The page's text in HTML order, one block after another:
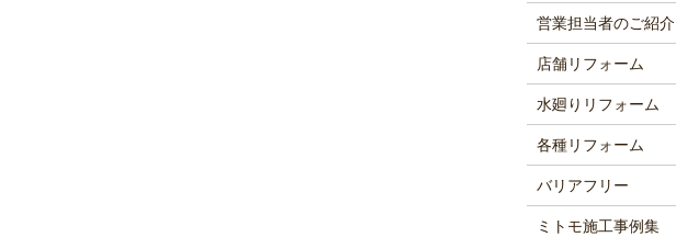
営業担当者のご紹介
店舗リフォーム
水廻りリフォーム
各種リフォーム
バリアフリー
ミトモ施工事例集